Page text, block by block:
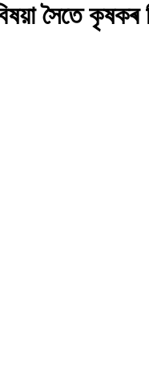
সৈতে কৃষকৰ